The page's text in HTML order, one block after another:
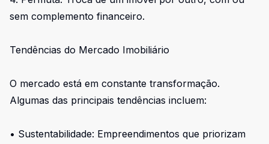
sem complemento financeiro.
Tendências do Mercado Imobiliário
O mercado está em constante transformação.
Algumas das principais tendências incluem:
• Sustentabilidade: Empreendimentos que priorizam